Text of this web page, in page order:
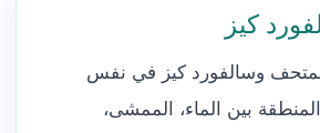
كيز
وسالفورد كيز في نفس
بين الماء، الممشى،